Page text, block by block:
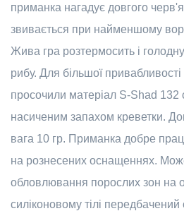
приманка нагадує довгого
звивається при найменшому
Жива гра розтермосить і
рибу. Для більшої
просочили матеріал S-Shad 132
насиченим запахом креветки.
вага 10 гр. Приманка добре
на рознесених оснащеннях.
обловлювання порослих зон на
силіконовому тілі